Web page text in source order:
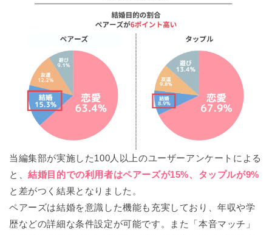
当編集部が実施した100人以上のユーザーアンケートによる
と、結婚目的での利用者はペアーズが15%、タップルが9%
と差がつく結果となりました。
ペアーズは結婚を意識した機能も充実しており、年収や学
歴などの詳細な条件設定が可能です。また「本音マッチ」